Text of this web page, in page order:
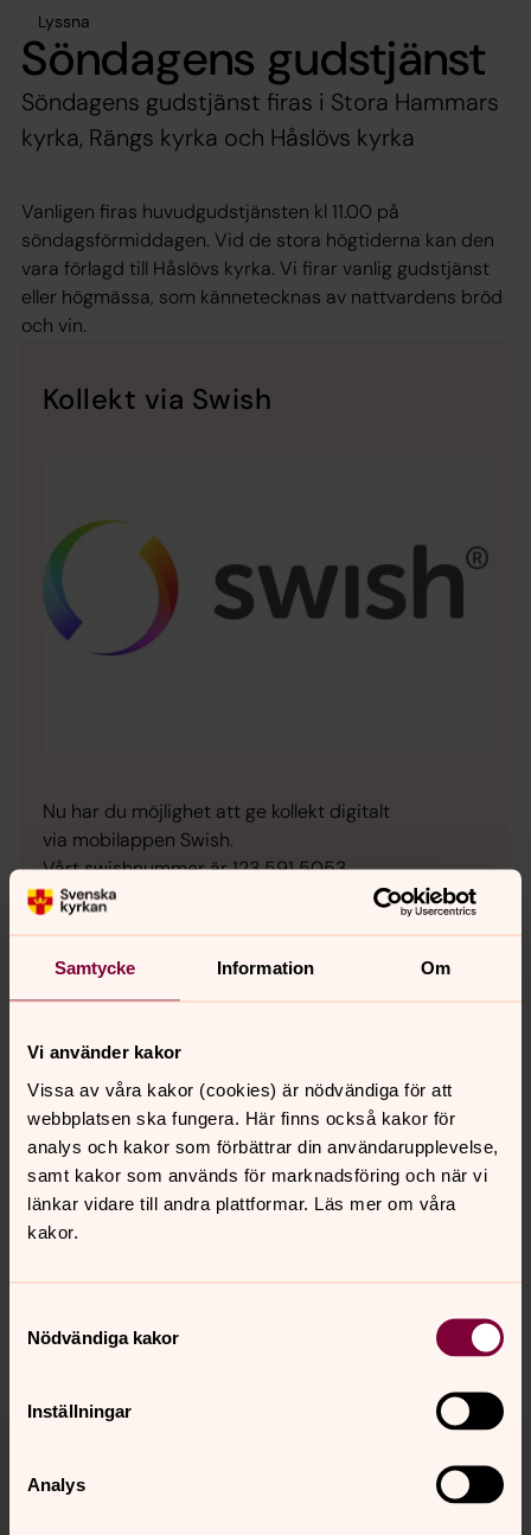
Samtycke Information Om
Vi använder kakor
Vissa av våra kakor (cookies) är nödvändiga för att
webbplatsen ska fungera. Här finns också kakor för
analys och kakor som förbättrar din användarupplevelse,
samt kakor som används för marknadsföring och när vi
länkar vidare till andra plattformar. Läs mer om våra
kakor.
Nödvändiga kakor
Inställningar
Analys
Lyssna
Söndagens gudstjänst
Söndagens gudstjänst firas i Stora Hammars
kyrka, Rängs kyrka och Håslövs kyrka
Vanligen firas huvudgudstjänsten kl 11.00 på
söndagsförmiddagen. Vid de stora högtiderna kan den
vara förlagd till Håslövs kyrka. Vi firar vanlig gudstjänst
eller högmässa, som kännetecknas av nattvardens bröd
och vin.
Kollekt via Swish
Nu har du möjlighet att ge kollekt digitalt
via mobilappen Swish.
Vårt swishnummer är 123 591 5053.
Kollekt för huvudgudstjänst räknas från
huvudgudstjänst. Annan kollekt räknas från start
och två timmar framåt.
Tack för din gåva!
Senast ändrad 2 februari 2023
Synpunkter eller frågor på sidans
innehåll?